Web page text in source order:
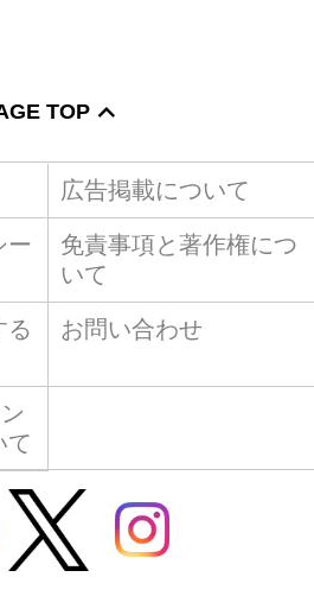
TOP
広告掲載について
ー
免責事項と著作権につ
いて
る
お問い合わせ
て